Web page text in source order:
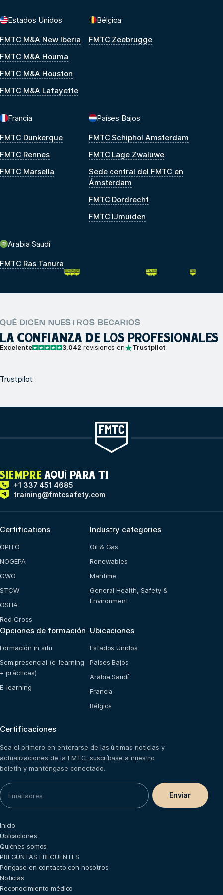
Estados Unidos
FMTC M&A New Iberia
FMTC M&A Houma
FMTC M&A Houston
FMTC M&A Lafayette
Bélgica
FMTC Zeebrugge
Francia
FMTC Dunkerque
FMTC Rennes
FMTC Marsella
Países Bajos
FMTC Schiphol Amsterdam
FMTC Lage Zwaluwe
Sede central del FMTC en
Ámsterdam
FMTC Dordrecht
FMTC IJmuiden
Arabia Saudí
FMTC Ras Tanura
QUÉ DICEN NUESTROS BECARIOS
LA CONFIANZA DE LOS PROFESIONALES
Excelente 3,042 revisiones en Trustpilot
Trustpilot
SIEMPRE AQUÍ PARA TI
+1 337 451 4685
training@fmtcsafety.com
Certifications
OPITO
NOGEPA
GWO
STCW
OSHA
Red Cross
Industry categories
Oil & Gas
Renewables
Maritime
General Health, Safety &
Environment
Opciones de formación
Formación in situ
Semipresencial (e-learning
+ prácticas)
E-learning
Ubicaciones
Estados Unidos
Países Bajos
Arabia Saudí
Francia
Bélgica
Certificaciones
Sea el primero en enterarse de las últimas noticias y
actualizaciones de la FMTC: suscríbase a nuestro
boletín y manténgase conectado.
Inicio
Ubicaciones
Quiénes somos
PREGUNTAS FRECUENTES
Póngase en contacto con nosotros
Noticias
Reconocimiento médico